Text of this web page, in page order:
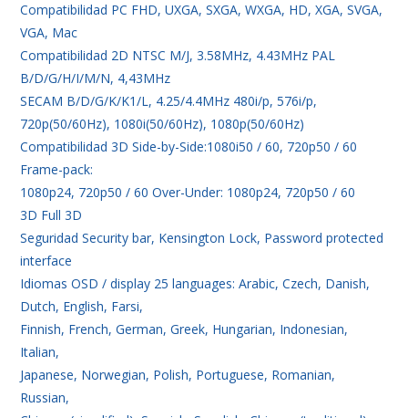
Compatibilidad PC FHD, UXGA, SXGA, WXGA, HD, XGA, SVGA,
VGA, Mac
Compatibilidad 2D NTSC M/J, 3.58MHz, 4.43MHz PAL
B/D/G/H/I/M/N, 4,43MHz
SECAM B/D/G/K/K1/L, 4.25/4.4MHz 480i/p, 576i/p,
720p(50/60Hz), 1080i(50/60Hz), 1080p(50/60Hz)
Compatibilidad 3D Side-by-Side:1080i50 / 60, 720p50 / 60
Frame-pack:
1080p24, 720p50 / 60 Over-Under: 1080p24, 720p50 / 60
3D Full 3D
Seguridad Security bar, Kensington Lock, Password protected
interface
Idiomas OSD / display 25 languages: Arabic, Czech, Danish,
Dutch, English, Farsi,
Finnish, French, German, Greek, Hungarian, Indonesian,
Italian,
Japanese, Norwegian, Polish, Portuguese, Romanian,
Russian,